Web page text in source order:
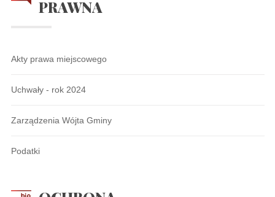
PRAWNA
Akty prawa miejscowego
Uchwały - rok 2024
Zarządzenia Wójta Gminy
Podatki